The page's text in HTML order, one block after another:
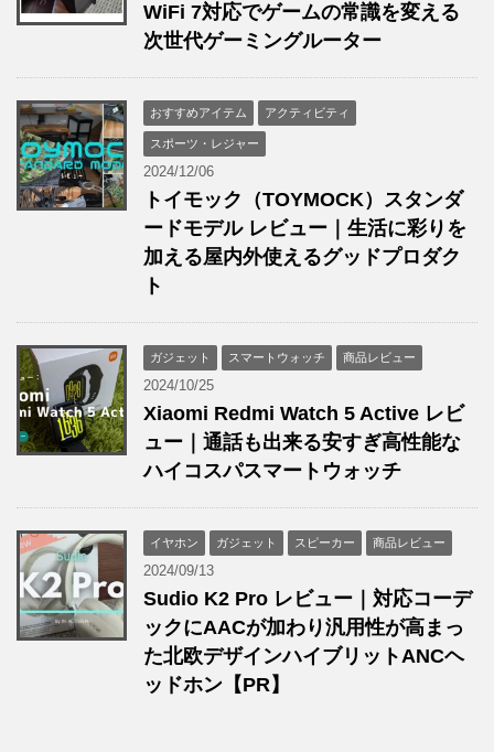
WiFi 7対応でゲームの常識を変える
次世代ゲーミングルーター
おすすめアイテム アクティビティ
スポーツ・レジャー
2024/12/06
トイモック（TOYMOCK）スタンダ
ードモデル レビュー｜生活に彩りを
加える屋内外使えるグッドプロダク
ト
ガジェット スマートウォッチ 商品レビュー
2024/10/25
Xiaomi Redmi Watch 5 Active レビ
ュー｜通話も出来る安すぎ高性能な
ハイコスパスマートウォッチ
イヤホン ガジェット スピーカー 商品レビュー
2024/09/13
Sudio K2 Pro レビュー｜対応コーデ
ックにAACが加わり汎用性が高まっ
た北欧デザインハイブリットANCヘ
ッドホン【PR】